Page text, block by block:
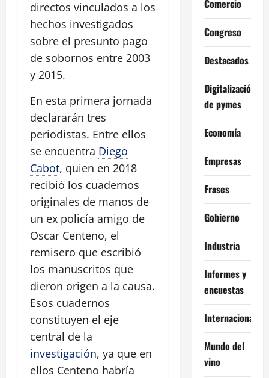
directos vinculados a los
hechos investigados
sobre el presunto pago
de sobornos entre 2003
y 2015.
En esta primera jornada
declararán tres
periodistas. Entre ellos
se encuentra Diego
Cabot, quien en 2018
recibió los cuadernos
originales de manos de
un ex policía amigo de
Oscar Centeno, el
remisero que escribió
los manuscritos que
dieron origen a la causa.
Esos cuadernos
constituyen el eje
central de la
investigación, ya que en
ellos Centeno habría
Comercio
Congreso
Destacados
Digitalización
de pymes
Economía
Empresas
Frases
Gobierno
Industria
Informes y
encuestas
Internacional
Mundo del
vino